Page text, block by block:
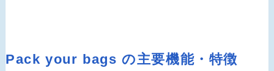
Pack your bags の主要機能・特徴